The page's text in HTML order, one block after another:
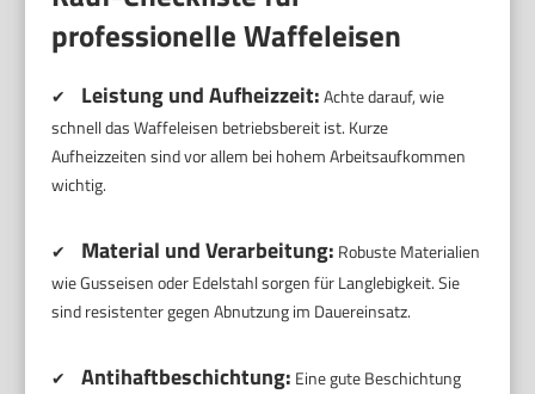
professionelle Waffeleisen
✔ Leistung und Aufheizzeit:Achte darauf, wie
schnell das Waffeleisen betriebsbereit ist. Kurze
Aufheizzeiten sind vor allem bei hohem Arbeitsaufkommen
wichtig.
✔ Material und Verarbeitung: Robuste Materialien
wie Gusseisen oder Edelstahl sorgen für Langlebigkeit. Sie
sind resistenter gegen Abnutzung im Dauereinsatz.
✔ Antihaftbeschichtung: Eine gute Beschichtung